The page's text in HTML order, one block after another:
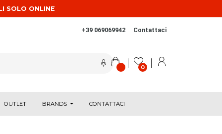
SOLO ONLINE
+39 069069942 Contattaci
0
OUTLET BRANDS CONTATTACI